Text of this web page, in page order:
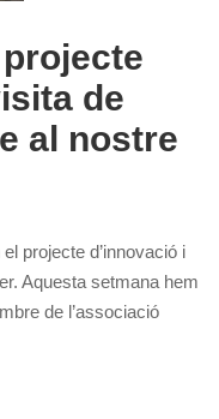
de
al nostre
projecte d’innovació i
Aquesta setmana hem
de l’associació